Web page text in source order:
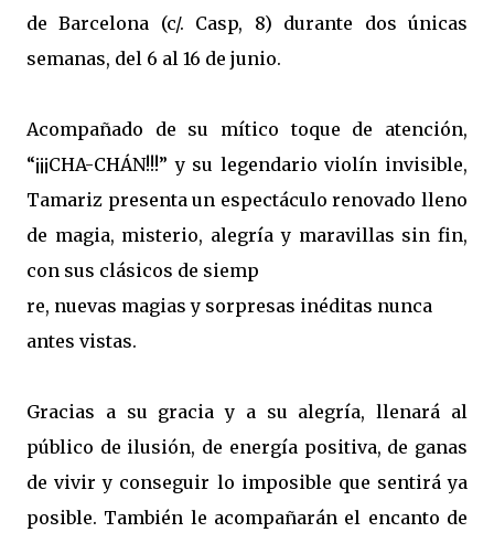
de Barcelona (c/. Casp, 8) durante dos únicas
semanas, del 6 al 16 de junio.
Acompañado de su mítico toque de atención,
“¡¡¡CHA-CHÁN!!!” y su legendario violín invisible,
Tamariz presenta un espectáculo renovado lleno
de magia, misterio, alegría y maravillas sin fin,
con sus clásicos de siemp
re, nuevas magias y sorpresas inéditas nunca
antes vistas.
Gracias a su gracia y a su alegría, llenará al
público de ilusión, de energía positiva, de ganas
de vivir y conseguir lo imposible que sentirá ya
posible. También le acompañarán el encanto de